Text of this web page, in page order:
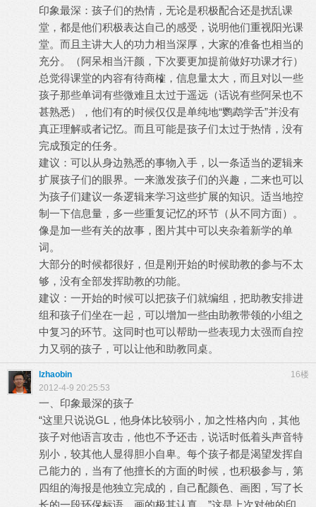
印象最深：孩子们的热情，无论是积极配合还是扰乱课
堂，都是他们积极表达自己的感受，说明他们重视阳光课
堂。而且主讲大人的功力相当深厚，大家的准备也相当的
充分。（阿呆相当汗颜，下次要更加提前做好功课才行）
总觉得课堂的内容有待商榷，信息量太大，而且对以一些
孩子那些单词有些微难且太过于遥远（话说有些阿呆也不
甚熟悉），他们有的时候仅仅是单纯地“鹦鹉学舌”并没有
真正理解或者记忆。而且可能是孩子们太过于热情，没有
完成预定的任务。
建议：可以从身边熟悉的事物入手，以一条适当的逻辑来
扩展孩子们的眼界。一来激发孩子们的兴趣，二来也可以
为孩子们建议一条逻辑来学习这些扩展的知识。适当地控
制一下信息量，多一些重复记忆的环节（从不同方面）。
像是加一些有关的故事，图片其中可以夹杂着新学的单
词。
大部分的时候都很好，但是刚开始的时候助教的参与不太
够，没有全部发挥助教的功能。
建议：一开始的时候可以把孩子们就编组，把助教安排进
组和孩子们坐在一起，可以增加一些由助教带领的小组之
中复习的环节。这同时也可以帮助一些表现力太强而自控
力又弱的孩子，可以让他和助教同桌。
16楼
lzhaobin
2012-4-9 20:25:53
一、印象最深的孩子
“这里只说说GL，他身体比较弱小，加之性格内向，其他
孩子对他语言攻击，他也不予还击，说话时低着头声音特
别小，较其他人显得胆小自卑。每个孩子都是渴望发挥自
己能力的，当有了他擅长的方面的时候，也积极参与，第
四组的海报是他独立完成的，自己配颜色、画图，写了长
长的一段环保标语，画的极其认真。”这是上次对他的印